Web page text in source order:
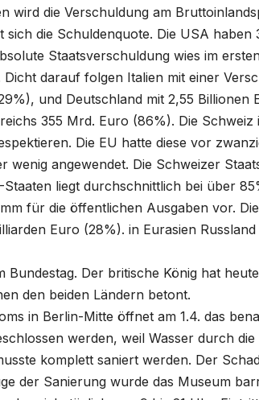
wird die Verschuldung am
die Schuldenquote. Die USA haben
Staatsverschuldung wies im
darauf folgen Italien mit einer
und Deutschland mit 2,55 Billionen
355 Mrd. Euro (86%). Die Schweiz
Die EU hatte diese vor
wenig angewendet. Die Schweizer
liegt durchschnittlich bei über
für die öffentlichen Ausgaben vor.
Euro (28%). in Eurasien
Der britische König hat
den beiden Ländern betont.
in Berlin-Mitte öffnet am 1.4. das
werden, weil Wasser durch die
komplett saniert werden. Der
der Sanierung wurde das Museum